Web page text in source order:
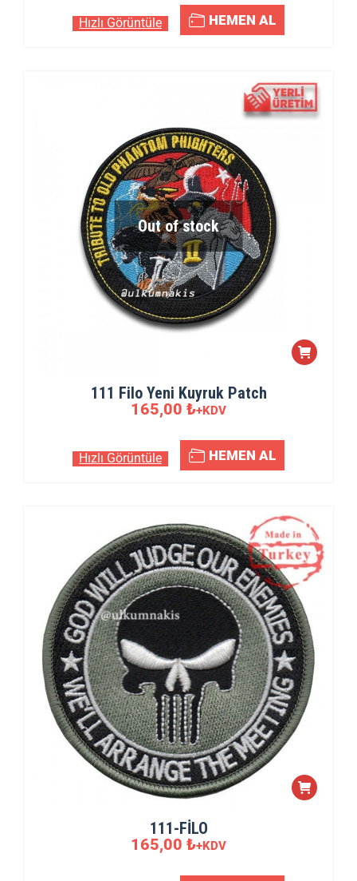
Hızlı Görüntüle HEMEN AL
Out of stock
111 Filo Yeni Kuyruk Patch
165,00 ₺+KDV
Hızlı Görüntüle HEMEN AL
111-FİLO
165,00 ₺+KDV